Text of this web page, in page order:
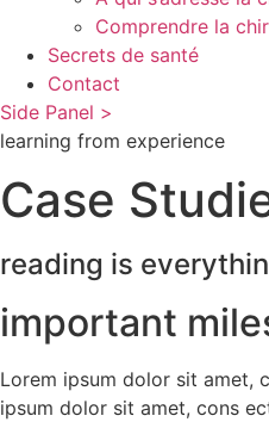
Comprendre la
Secrets de santé
Contact
Side Panel >
learning from experience
Case
reading is
important
Lorem ipsum dolor sit amet,
ipsum dolor sit amet, cons